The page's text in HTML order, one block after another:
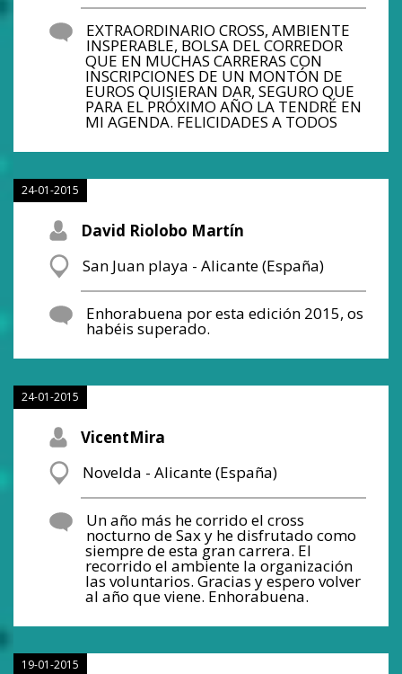
EXTRAORDINARIO CROSS, AMBIENTE
INSPERABLE, BOLSA DEL CORREDOR
QUE EN MUCHAS CARRERAS CON
INSCRIPCIONES DE UN MONTÓN DE
EUROS QUISIERAN DAR, SEGURO QUE
PARA EL PRÓXIMO AÑO LA TENDRÉ EN
MI AGENDA. FELICIDADES A TODOS
24-01-2015
David Riolobo Martín
San Juan playa - Alicante (España)
Enhorabuena por esta edición 2015, os
habéis superado.
24-01-2015
VicentMira
Novelda - Alicante (España)
Un año más he corrido el cross
nocturno de Sax y he disfrutado como
siempre de esta gran carrera. El
recorrido el ambiente la organización
las voluntarios. Gracias y espero volver
al año que viene. Enhorabuena.
19-01-2015